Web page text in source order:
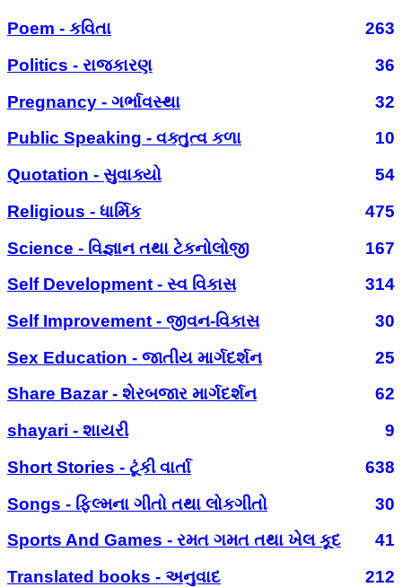
Poem - કવિતા
263
Politics - રાજકારણ
36
Pregnancy - ગર્ભાવસ્થા
32
Public Speaking - વક્તુત્વ કળા
10
Quotation - સુવાક્યો
54
Religious - ધાર્મિક
475
Science - વિજ્ઞાન તથા ટેકનોલોજી
167
Self Development - સ્વ વિકાસ
314
Self Improvement - જીવન-વિકાસ
30
Sex Education - જાતીય માર્ગદર્શન
25
Share Bazar - શેરબજાર માર્ગદર્શન
62
shayari - શાયરી
9
Short Stories - ટૂંકી વાર્તા
638
Songs - ફિલ્મના ગીતો તથા લોકગીતો
30
Sports And Games - રમત ગમત તથા ખેલ કૂદ
41
Translated books - અનુવાદ
212